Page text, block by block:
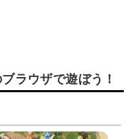
ラウザで遊ぼう！